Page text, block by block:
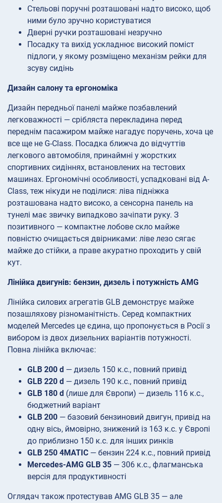
Стельові поручні розташовані надто високо, щоб
ними було зручно користуватися
Дверні ручки розташовані незручно
Посадку та вихід ускладнює високий поміст
підлоги, у якому розміщено механізм рейки для
зсуву сидінь
Дизайн салону та ергономіка
Дизайн передньої панелі майже позбавлений
легковажності — срібляста перекладина перед
переднім пасажиром майже нагадує поручень, хоча це
все ще не G-Class. Посадка ближча до відчуттів
легкового автомобіля, принаймні у жорстких
спортивних сидіннях, встановлених на тестових
машинах. Ергономічні особливості, успадковані від A-
Class, теж нікуди не поділися: ліва підніжка
розташована надто високо, а сенсорна панель на
тунелі має звичку випадково зачіпати руку. З
позитивного — компактне лобове скло майже
повністю очищається двірниками: ліве лезо сягає
майже до стійки, а праве акуратно проходить у свій
кут.
Лінійка двигунів: бензин, дизель і потужність AMG
Лінійка силових агрегатів GLB демонструє майже
позашляхову різноманітність. Серед компактних
моделей Mercedes це єдина, що пропонується в Росії з
вибором із двох дизельних варіантів потужності.
Повна лінійка включає:
GLB 200 d — дизель 150 к.с., повний привід
GLB 220 d — дизель 190 к.с., повний привід
GLB 180 d (лише для Європи) — дизель 116 к.с.,
бюджетний варіант
GLB 200 — базовий бензиновий двигун, привід на
одну вісь, ймовірно, знижений із 163 к.с. у Європі
до приблизно 150 к.с. для інших ринків
GLB 250 4MATIC — бензин 224 к.с., повний привід
Mercedes-AMG GLB 35 — 306 к.с., флагманська
версія для продуктивності
Оглядач також протестував AMG GLB 35 — але